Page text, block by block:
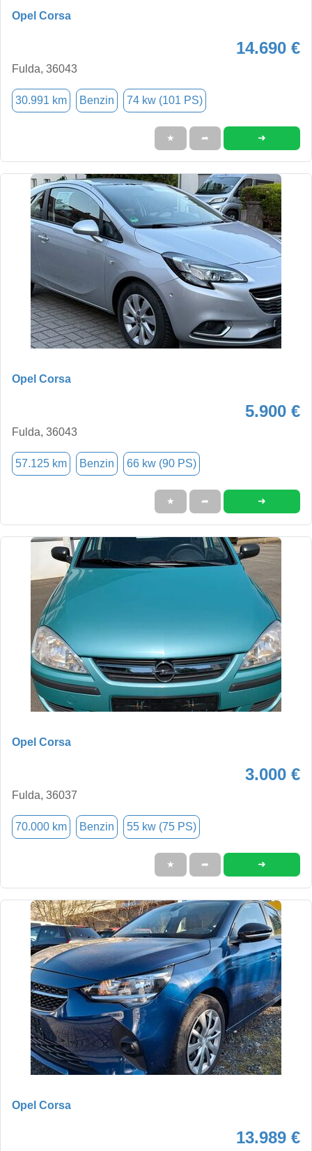
Opel Corsa
14.690 €
Fulda, 36043
30.991 km Benzin 74 kw (101 PS)
★ ➦ ➜
Opel Corsa
5.900 €
Fulda, 36043
57.125 km Benzin 66 kw (90 PS)
★ ➦ ➜
Opel Corsa
3.000 €
Fulda, 36037
70.000 km Benzin 55 kw (75 PS)
★ ➦ ➜
Opel Corsa
13.989 €